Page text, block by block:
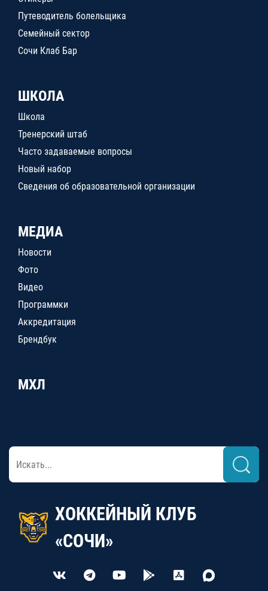
Путеводитель болельщика
Семейный сектор
Сочи Клаб Бар
ШКОЛА
Школа
Тренерский штаб
Часто задаваемые вопросы
Новый набор
Сведения об образовательной организации
МЕДИА
Новости
Фото
Видео
Программки
Аккредитация
Брендбук
МХЛ
ХОККЕЙНЫЙ КЛУБ
«СОЧИ»